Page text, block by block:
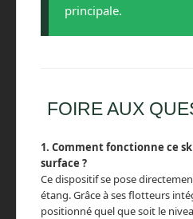
principale.
FOIRE AUX
1. Comment fonctionne ce
surface ?
Ce dispositif se pose
étang. Grâce à ses flotteurs
positionné quel que soit le